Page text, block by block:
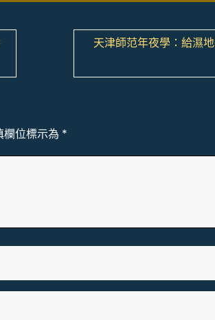
天津師范年夜學：給濕
欄位標示為 *